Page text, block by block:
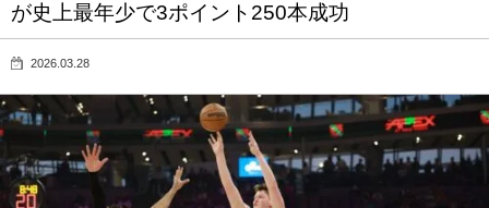
が史上最年少で3ポイント250本成功
2026.03.28